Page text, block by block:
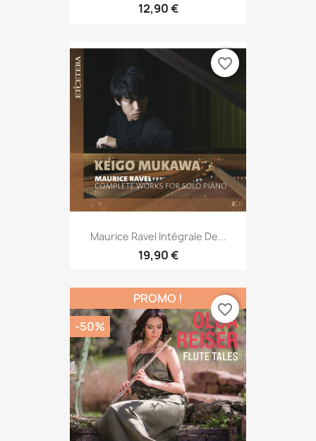
12,90 €
Maurice Ravel Intégrale De...
19,90 €
favorite_border
PROMO !
-50%
favorite_border